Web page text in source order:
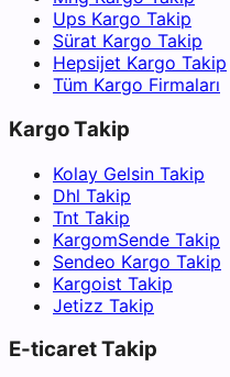
Ups Kargo Takip
Sürat Kargo Takip
Hepsijet Kargo Takip
Tüm Kargo Firmaları
Kargo Takip
Kolay Gelsin Takip
Dhl Takip
Tnt Takip
KargomSende Takip
Sendeo Kargo Takip
Kargoist Takip
Jetizz Takip
E-ticaret Takip